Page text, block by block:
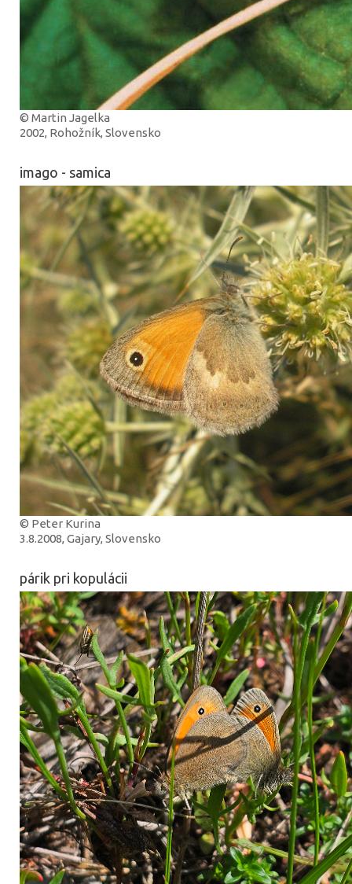
© Martin Jagelka
2002, Rohožník, Slovensko
imago - samica
© Peter Kurina
3.8.2008, Gajary, Slovensko
párik pri kopulácii